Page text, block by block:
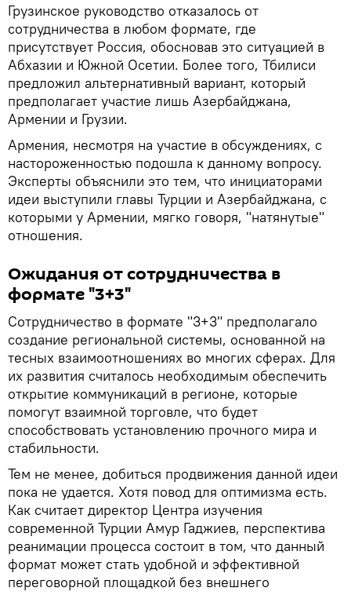
Грузинское руководство отказалось от
сотрудничества в любом формате, где
присутствует Россия, обосновав это ситуацией в
Абхазии и Южной Осетии. Более того, Тбилиси
предложил альтернативный вариант, который
предполагает участие лишь Азербайджана,
Армении и Грузии.
Армения, несмотря на участие в обсуждениях, с
настороженностью подошла к данному вопросу.
Эксперты объяснили это тем, что инициаторами
идеи выступили главы Турции и Азербайджана, с
которыми у Армении, мягко говоря, "натянутые"
отношения.
Ожидания от сотрудничества в
формате "3+3"
Сотрудничество в формате "3+3" предполагало
создание региональной системы, основанной на
тесных взаимоотношениях во многих сферах. Для
их развития считалось необходимым обеспечить
открытие коммуникаций в регионе, которые
помогут взаимной торговле, что будет
способствовать установлению прочного мира и
стабильности.
Тем не менее, добиться продвижения данной идеи
пока не удается. Хотя повод для оптимизма есть.
Как считает директор Центра изучения
современной Турции Амур Гаджиев, перспектива
реанимации процесса состоит в том, что данный
формат может стать удобной и эффективной
переговорной площадкой без внешнего